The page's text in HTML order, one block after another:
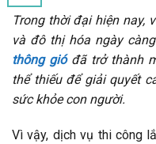
Trong thời đại hiện nay,
và đô thị hóa ngày
thông gióđã trở thành
thể thiếu để giải quyết
sức khỏe con người.
Vì vậy, dịch vụ thi công